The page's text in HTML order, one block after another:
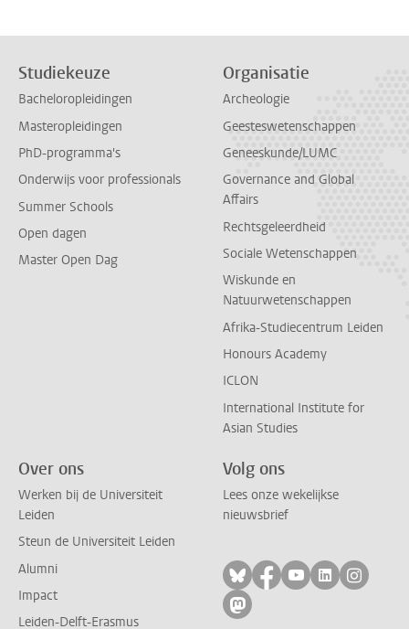
Studiekeuze
Bacheloropleidingen
Masteropleidingen
PhD-programma's
Onderwijs voor professionals
Summer Schools
Open dagen
Master Open Dag
Organisatie
Archeologie
Geesteswetenschappen
Geneeskunde/LUMC
Governance and Global
Affairs
Rechtsgeleerdheid
Sociale Wetenschappen
Wiskunde en
Natuurwetenschappen
Afrika-Studiecentrum Leiden
Honours Academy
ICLON
International Institute for
Asian Studies
Over ons
Werken bij de Universiteit
Leiden
Steun de Universiteit Leiden
Alumni
Impact
Leiden-Delft-Erasmus
Volg ons
Lees onze wekelijkse
nieuwsbrief
Volg ons op bluesky
Volg ons op
Volg ons op
Volg ons
Volg
Volg ons op mastodon